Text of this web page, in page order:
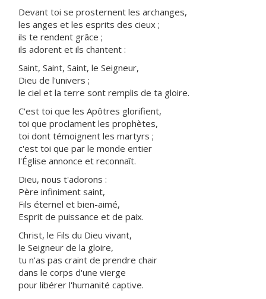
Devant toi se prosternent les archanges,
les anges et les esprits des cieux ;
ils te rendent grâce ;
ils adorent et ils chantent :
Saint, Saint, Saint, le Seigneur,
Dieu de l'univers ;
le ciel et la terre sont remplis de ta gloire.
C'est toi que les Apôtres glorifient,
toi que proclament les prophètes,
toi dont témoignent les martyrs ;
c'est toi que par le monde entier
l'Église annonce et reconnaît.
Dieu, nous t'adorons :
Père infiniment saint,
Fils éternel et bien-aimé,
Esprit de puissance et de paix.
Christ, le Fils du Dieu vivant,
le Seigneur de la gloire,
tu n'as pas craint de prendre chair
dans le corps d'une vierge
pour libérer l'humanité captive.